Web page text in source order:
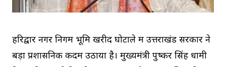
हरिद्वार नगर निगम भूमि खरीद घोटाले में उत्तराखंड सरकार ने
बड़ा प्रशासनिक कदम उठाया है। मुख्यमंत्री पुष्कर सिंह धामी